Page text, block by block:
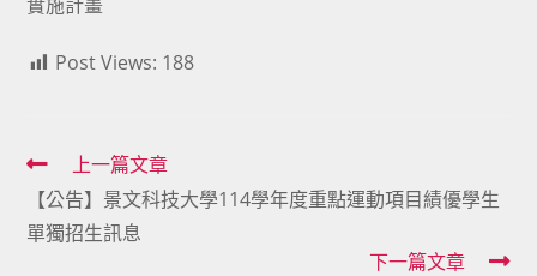
Post Views: 188
Read
more
articles
上一篇文章
【公告】景文科技大學114學年度重點運動項目績優學生
單獨招生訊息
下一篇文章